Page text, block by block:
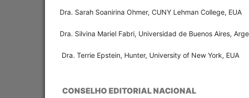
Dra. Sarah Soanirina Ohmer, CUNY Lehman College, EUA
Dra. Silvina Mariel Fabri, Universidad de Buenos Aires,
Dra. Terrie Epstein, Hunter, University of New York, EUA
CONSELHO EDITORIAL NACIONAL